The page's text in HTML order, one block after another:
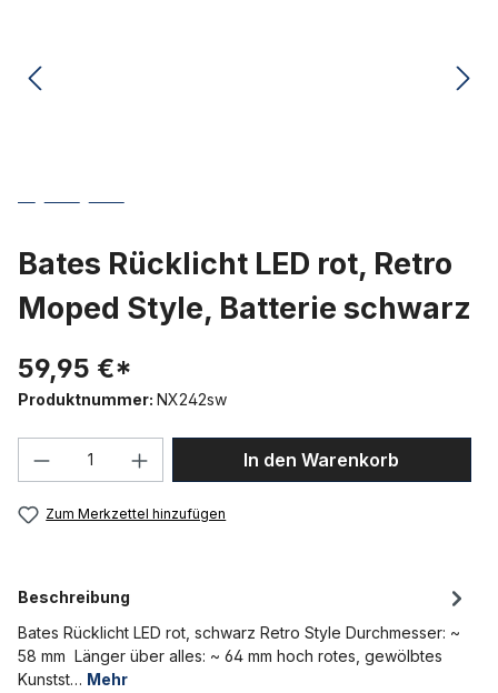
Bates Rücklicht LED rot, Retro
Moped Style, Batterie schwarz
59,95 €*
Produktnummer: NX242sw
Produkt Anzahl: Gib den gewünschten
In den Warenkorb
Zum Merkzettel hinzufügen
Beschreibung
Bates Rücklicht LED rot, schwarz Retro Style Durchmesser: ~
58 mm Länger über alles: ~ 64 mm hoch rotes, gewölbtes
Kunstst… Mehr